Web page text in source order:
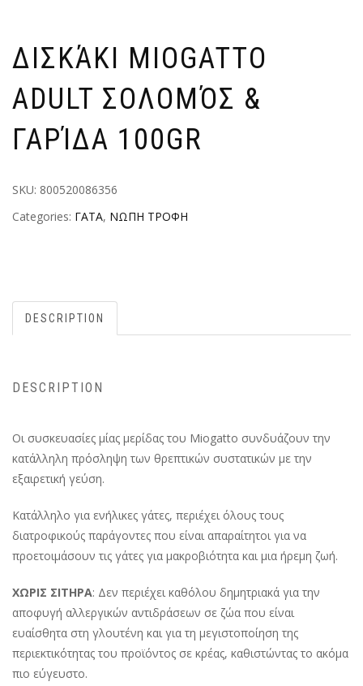
ΔΙΣΚΆΚΙ MIOGATTO
ADULT ΣΟΛΟΜΌΣ &
ΓΑΡΊΔΑ 100GR
SKU: 800520086356
Categories: ΓΑΤΑ, ΝΩΠΗ ΤΡΟΦΗ
DESCRIPTION
DESCRIPTION
Οι συσκευασίες μίας μερίδας του Miogatto συνδυάζουν την
κατάλληλη πρόσληψη των θρεπτικών συστατικών με την
εξαιρετική γεύση.
Κατάλληλο για ενήλικες γάτες, περιέχει όλους τους
διατροφικούς παράγοντες που είναι απαραίτητοι για να
προετοιμάσουν τις γάτες για μακροβιότητα και μια ήρεμη ζωή.
ΧΩΡΙΣ ΣΙΤΗΡΑ: Δεν περιέχει καθόλου δημητριακά για την
αποφυγή αλλεργικών αντιδράσεων σε ζώα που είναι
ευαίσθητα στη γλουτένη και για τη μεγιστοποίηση της
περιεκτικότητας του προϊόντος σε κρέας, καθιστώντας το ακόμα
πιο εύγευστο.